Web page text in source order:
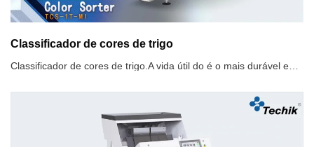
Classificador de cores de trigo